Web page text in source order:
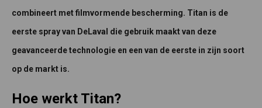
combineert met filmvormende bescherming. Titan is de
eerste spray van DeLaval die gebruik maakt van deze
geavanceerde technologie en een van de eerste in zijn soort
op de markt is.
Hoe werkt Titan?